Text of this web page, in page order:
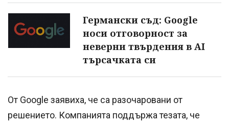
Германски съд: Google
носи отговорност за
неверни твърдения в AI
търсачката си
От Google заявиха, че са разочаровани от
решението. Компанията поддържа тезата, че